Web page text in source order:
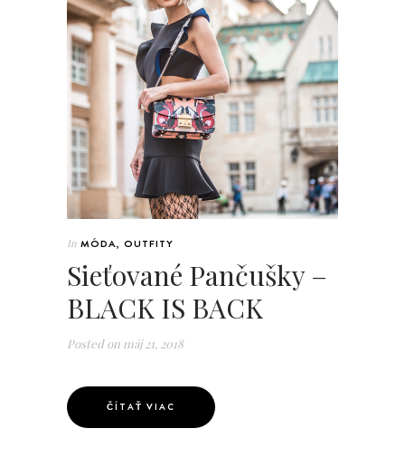
In MÓDA, OUTFITY
Sieťované Pančušky –
BLACK IS BACK
Posted on máj 21, 2018
ČÍTAŤ VIAC